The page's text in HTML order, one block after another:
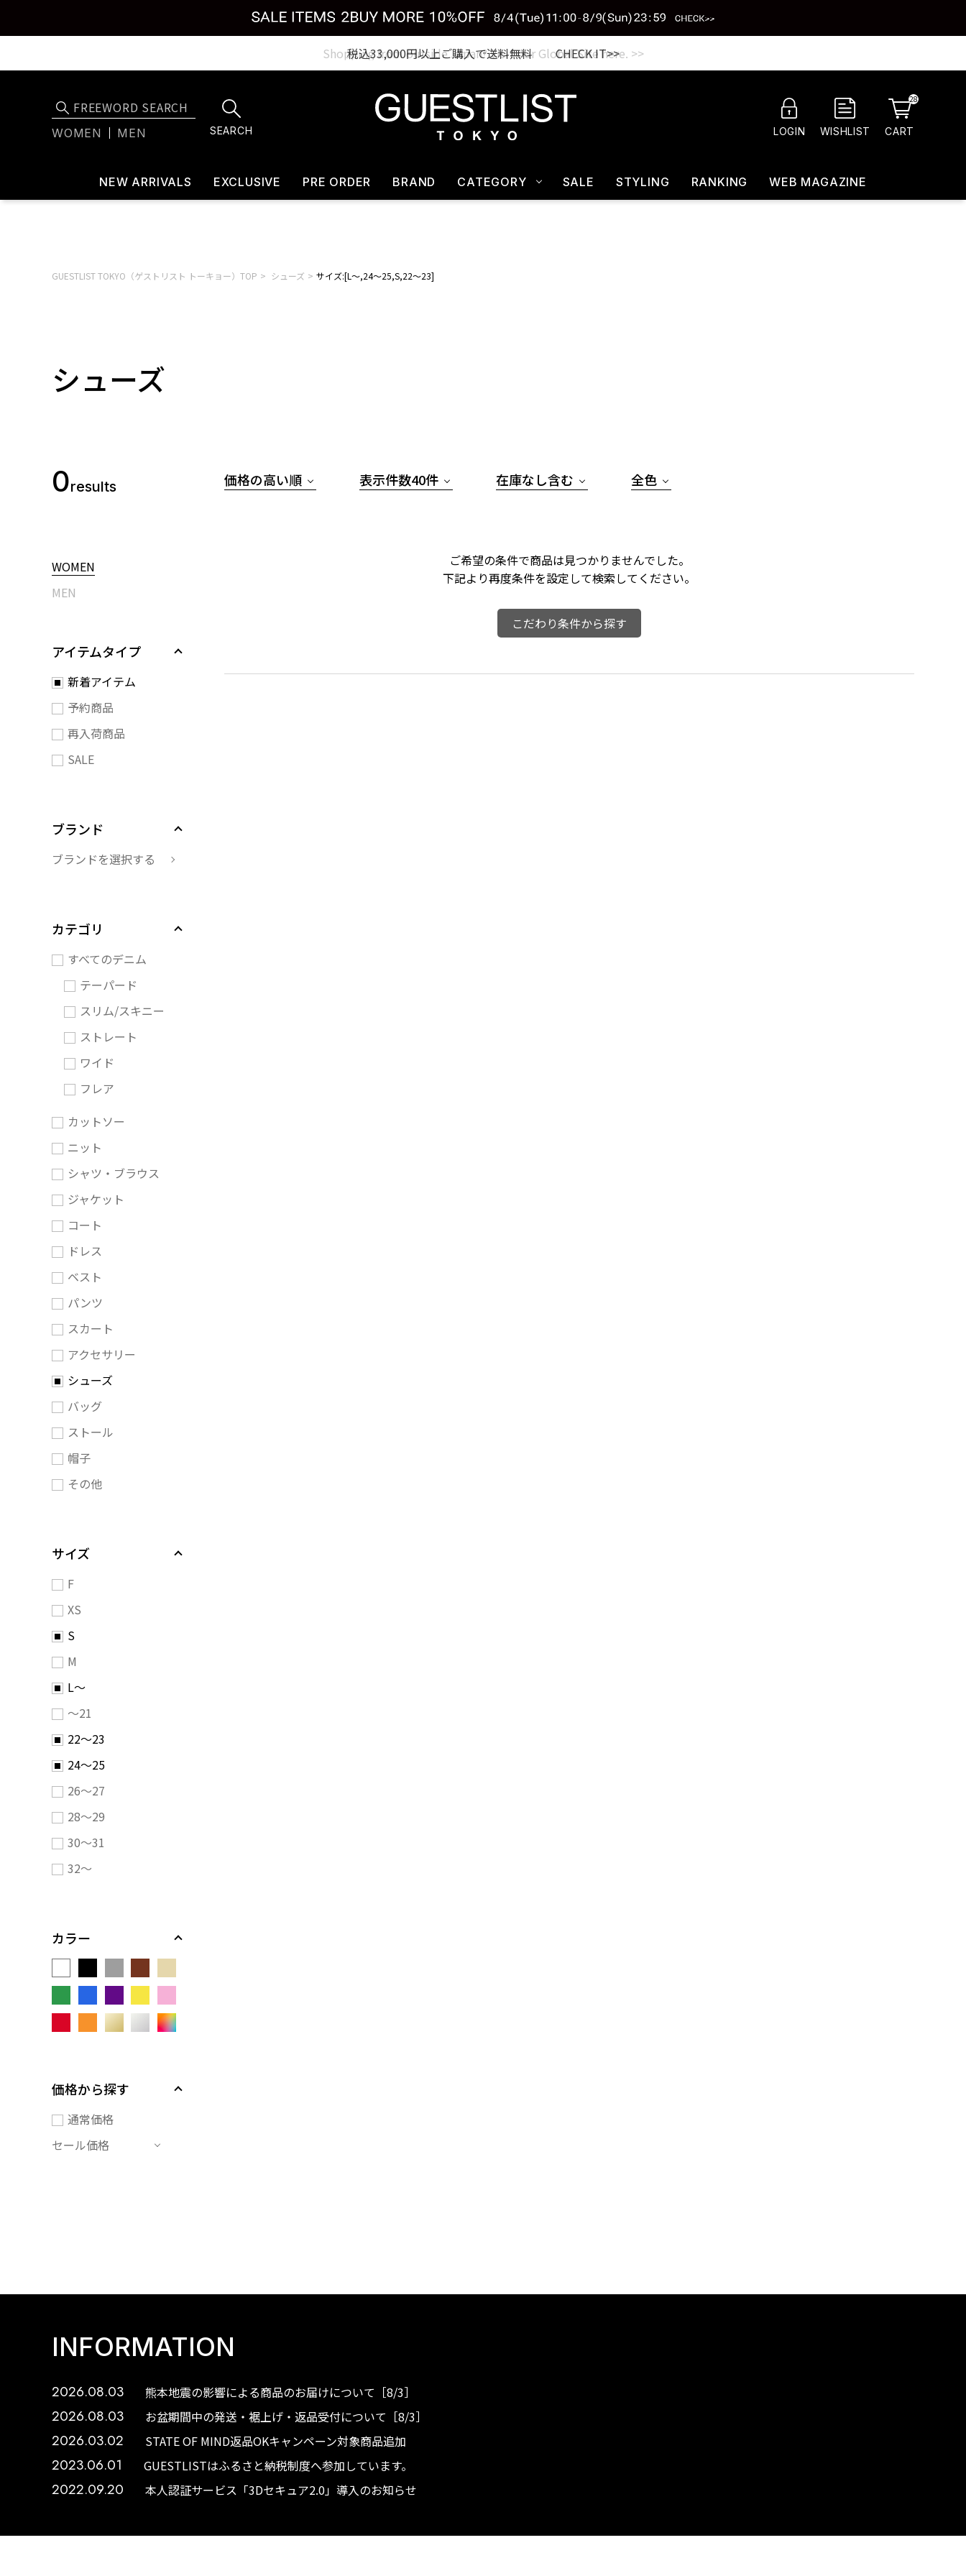
税込33,000円以上ご購入で送料無料 CHECK IT>>
WOMEN MEN SEARCH LOGIN WISHLIST CART
28
NEW ARRIVALS EXCLUSIVE PRE ORDER BRAND CATEGORY SALE STYLING RANKING WEB MAGAZINE
GUESTLIST TOKYO（ゲストリスト トーキョー）TOP シューズ サイズ:[L～,24～25,S,22～23]
シューズ
0results
WOMEN
MEN
アイテムタイプ
新着アイテム
予約商品
再入荷商品
SALE
ブランド
ブランドを選択する
カテゴリ
すべてのデニム
テーパード
スリム/スキニー
ストレート
ワイド
フレア
カットソー
ニット
シャツ・ブラウス
ジャケット
コート
ドレス
ベスト
パンツ
スカート
アクセサリー
シューズ
バッグ
ストール
帽子
その他
サイズ
F
XS
S
M
L～
～21
22～23
24～25
26～27
28～29
30～31
32～
カラー
価格から探す
通常価格
セール価格
価格の高い順 表示件数40件 在庫なし含む 全色
ご希望の条件で商品は見つかりませんでした。
下記より再度条件を設定して検索してください。
こだわり条件から探す
INFORMATION
2026.08.03 熊本地震の影響による商品のお届けについて［8/3］
2026.08.03 お盆期間中の発送・裾上げ・返品受付について［8/3］
2026.03.02 STATE OF MIND返品OKキャンペーン対象商品追加
2023.06.01 GUESTLISTはふるさと納税制度へ参加しています。
2022.09.20 本人認証サービス「3Dセキュア2.0」導入のお知らせ